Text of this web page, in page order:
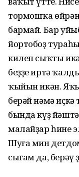
тормошҡа
бармай. Бар
йортобоҙ
килеп сыҡты
беҙҙе иртә
ҡыйын икән.
берәй нәмә иҫкә
бында күҙ
малайҙар һине
Шуға мин
сығам да, берәү